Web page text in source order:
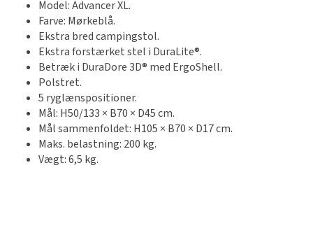
Model: Advancer XL.
Farve: Mørkeblå.
Ekstra bred campingstol.
Ekstra forstærket stel i DuraLite®.
Betræk i DuraDore 3D® med ErgoShell.
Polstret.
5 ryglænspositioner.
Mål: H50/133 × B70 × D45 cm.
Mål sammenfoldet: H105 × B70 × D17 cm.
Maks. belastning: 200 kg.
Vægt: 6,5 kg.